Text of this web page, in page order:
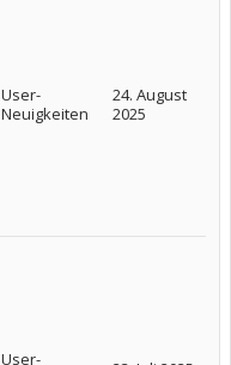
User-
Neuigkeiten
24. August
2025
User-